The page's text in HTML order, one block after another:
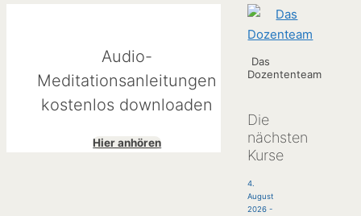
Das
Dozententeam
Die
nächsten
Kurse
4.
August
2026 -
Audio-
Meditationsanleitungen
kostenlos downloaden
Hier anhören